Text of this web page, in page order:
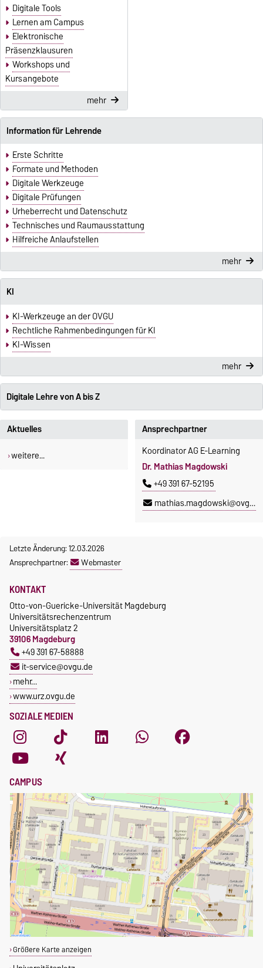
Digitale Tools
Lernen am Campus
Elektronische
Präsenzklausuren
Workshops und
Kursangebote
mehr
Information für Lehrende
Erste Schritte
Formate und Methoden
Digitale Werkzeuge
Digitale Prüfungen
Urheberrecht und Datenschutz
Technisches und Raumausstattung
Hilfreiche Anlaufstellen
mehr
KI
KI-Werkzeuge an der OVGU
Rechtliche Rahmenbedingungen für KI
KI-Wissen
mehr
Digitale Lehre von A bis Z
Aktuelles
weitere...
Ansprechpartner
Koordinator AG E-Learning
Dr. Mathias Magdowski
+49 391 67-52195
mathias.magdowski@ovgu.de
Letzte Änderung: 12.03.2026
Ansprechpartner:
Webmaster
SOZIALE MEDIEN
KONTAKT
Otto-von-Guericke-Universität Magdeburg
Universitätsrechenzentrum
Universitätsplatz 2
39106 Magdeburg
+49 391 67-58888
it-service@ovgu.de
mehr…
www.urz.ovgu.de
CAMPUS
Größere Karte anzeigen